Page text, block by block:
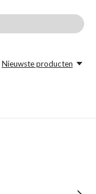
Nieuwste producten